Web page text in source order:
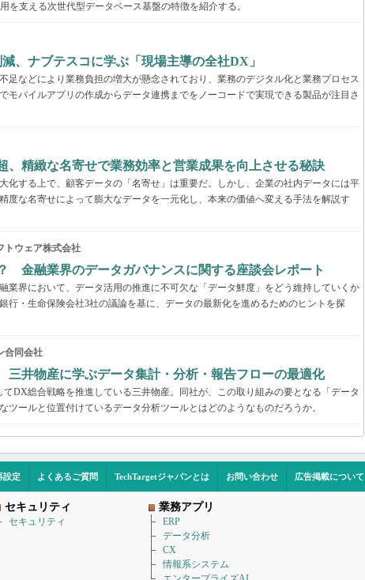
を支える次世代型データベース基盤の特徴を紹介する。
、ナブテスコに学ぶ「現場主導の全社DX」
足などにより業務負担の増大が懸念されており、業務のデジタル化と業務プロセス
モバイルアプリの作成からデータ連携までをノーコードで実現できる製品が注目さ
、精緻な名寄せで業務効率と営業成果を向上させる秘訣
化する上で、顧客データの「名寄せ」は重要だ。しかし、企業の社内データには平
度な名寄せによって膨大なデータを一元化し、本来の価値へ変える手法を解説す
トウェア株式会社
金融業界のデータガバナンスに関する座談会レポート
業界において、データ活用の推進に不可欠な「データ鮮度」をどう維持していくか
行・生命保険会社3社の議論を基に、データの最新化を進めるためのヒントを探
合同会社
井物産に学ぶデータ集計・分析・報告フローの最適化
DX総合戦略を推進している三井物産。同社が、この取り組みの要となる「データ
ツールと位置付けているデータ分析ツールとはどのようなものだろうか。
設定 よくあるご質問 TechTargetジャパンとは お問い合わせ 広告掲載について
セキュリティ
セキュリティ
業務アプリ
ERP
データ分析
CX
情報系システム